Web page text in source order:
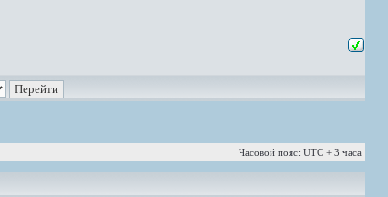
Часовой пояс: UTC + 3 часа